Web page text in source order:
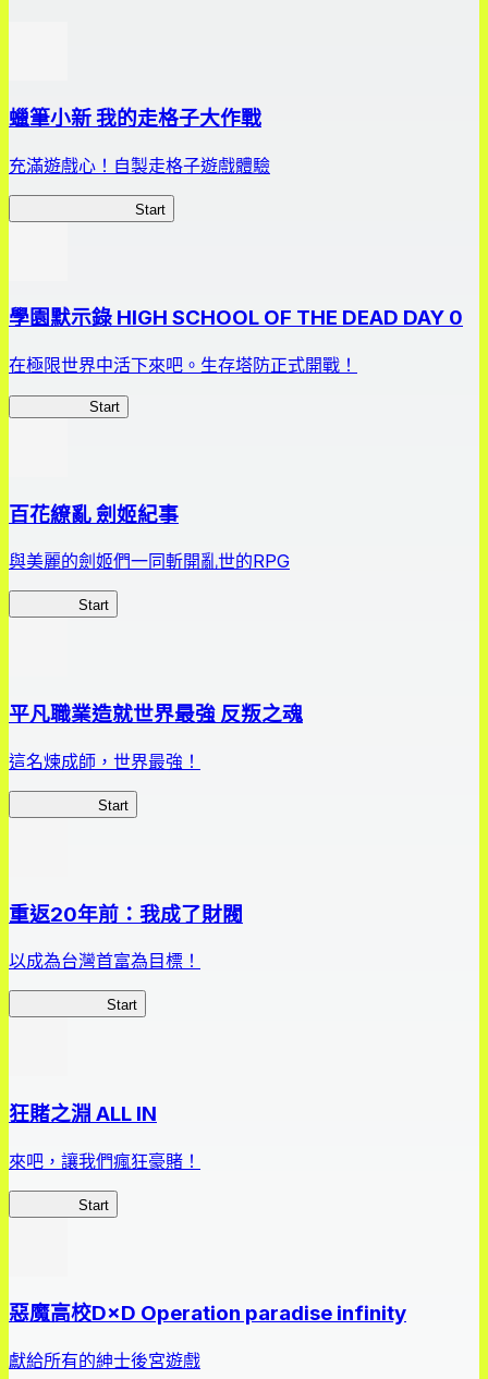
蠟筆小新 我的走格子大作戰
充滿遊戲心！自製走格子遊戲體驗
Start
學園默示錄 HIGH SCHOOL OF THE DEAD DAY 0
在極限世界中活下來吧。生存塔防正式開戰！
Start
百花繚亂 劍姬紀事
與美麗的劍姬們一同斬開亂世的RPG
Start
平凡職業造就世界最強 反叛之魂
這名煉成師，世界最強！
Start
重返20年前：我成了財閥
以成為台灣首富為目標！
Start
狂賭之淵 ALL IN
來吧，讓我們瘋狂豪賭！
Start
惡魔高校D×D Operation paradise infinity
獻給所有的紳士後宮遊戲